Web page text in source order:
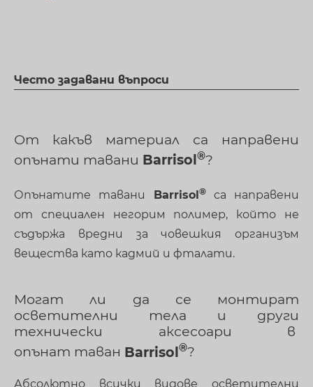
Често задавани въпроси
От какъв материал са направени
опънати тавани Barrisol ?
Опънатите тавани Barrisol
са направени
от специален негорим полимер, който не
съдържа вредни за човешкия организъм
вещества като кадмий и фталати.
Могат ли да се монтират
осветителни тела и други
технически аксесоари в
опънат таван Barrisol ?
Абсолютно всички видове осветителни